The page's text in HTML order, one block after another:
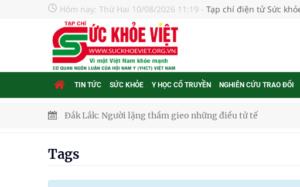
Hôm nay: Thứ Hai 10/08/2026 11:19 - Tạp chí điện tử Sức
TIN TỨC SỨC KHỎE Y HỌC CỔ TRUYỀN NGHIÊN CỨU TRAO ĐỔI
Đắk Lắk: Người lặng thầm gieo những điều tử tế
Tags